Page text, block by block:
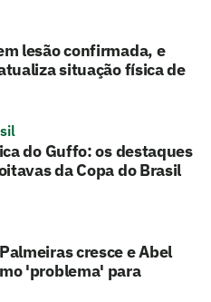
lesão confirmada, e
situação física de
do Guffo: os destaques
da Copa do Brasil
cresce e Abel
'problema' para